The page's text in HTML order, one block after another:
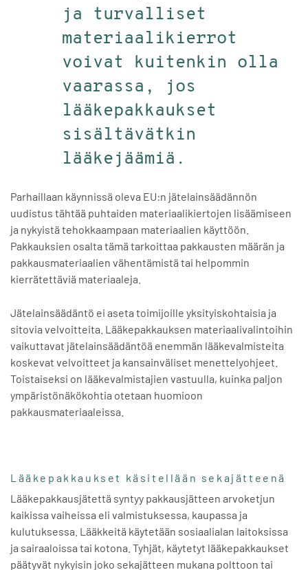
ja turvalliset
materiaalikierrot
voivat kuitenkin olla
vaarassa, jos
lääkepakkaukset
sisältävätkin
lääkejäämiä.
Parhaillaan käynnissä oleva EU:n jätelainsäädännön
uudistus tähtää puhtaiden materiaalikiertojen lisäämiseen
ja nykyistä tehokkaampaan materiaalien käyttöön.
Pakkauksien osalta tämä tarkoittaa pakkausten määrän ja
pakkausmateriaalien vähentämistä tai helpommin
kierrätettäviä materiaaleja.
Jätelainsäädäntö ei aseta toimijoille yksityiskohtaisia ja
sitovia velvoitteita. Lääkepakkauksen materiaalivalintoihin
vaikuttavat jätelainsäädäntöä enemmän lääkevalmisteita
koskevat velvoitteet ja kansainväliset menettelyohjeet.
Toistaiseksi on lääkevalmistajien vastuulla, kuinka paljon
ympäristönäkökohtia otetaan huomioon
pakkausmateriaaleissa.
Lääkepakkaukset käsitellään sekajätteenä
Lääkepakkausjätettä syntyy pakkausjätteen arvoketjun
kaikissa vaiheissa eli valmistuksessa, kaupassa ja
kulutuksessa. Lääkkeitä käytetään sosiaalialan laitoksissa
ja sairaaloissa tai kotona. Tyhjät, käytetyt lääkepakkaukset
päätyvät nykyisin joko sekajätteen mukana polttoon tai